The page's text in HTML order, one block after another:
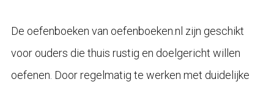
De oefenboeken van oefenboeken.nl zijn geschikt
voor ouders die thuis rustig en doelgericht willen
oefenen. Door regelmatig te werken met duidelijke